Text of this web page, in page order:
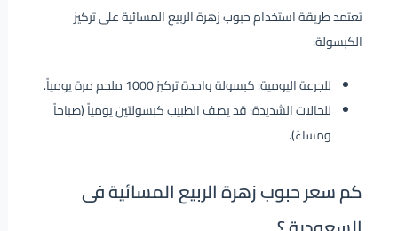
تعتمد طريقة استخدام حبوب زهرة الربيع المسائية على تركيز
الكبسولة:
للجرعة اليومية: كبسولة واحدة تركيز 1000 ملجم مرة يومياً.
للحالات الشديدة: قد يصف الطبيب كبسولتين يومياً (صباحاً
ومساءً).
كم سعر حبوب زهرة الربيع المسائية فى